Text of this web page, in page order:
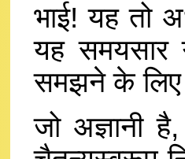
भाई! यह तो
यह समयसार
समझने के लिए
जो अज्ञानी